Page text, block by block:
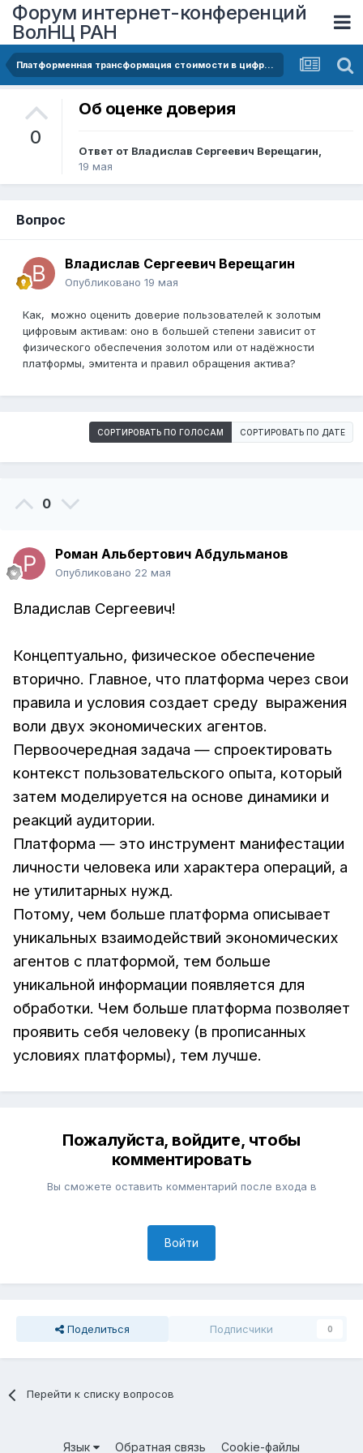
Форум интернет-конференций
ВолНЦ РАН
Платформенная трансформация стоимости в цифровой экономике: вызовы и возможности развития золотых цифровых активов
0
Об оценке доверия
Ответ от Владислав Сергеевич Верещагин,
19 мая
Вопрос
Владислав Сергеевич Верещагин
Опубликовано 19 мая
Как, можно оценить доверие пользователей к золотым
цифровым активам: оно в большей степени зависит от
физического обеспечения золотом или от надёжности
платформы, эмитента и правил обращения актива?
СОРТИРОВАТЬ ПО ГОЛОСАМ СОРТИРОВАТЬ ПО ДАТЕ
0
Роман Альбертович Абдульманов
Опубликовано 22 мая
Владислав Сергеевич!
Концептуально, физическое обеспечение
вторично. Главное, что платформа через свои
правила и условия создает среду выражения
воли двух экономических агентов.
Первоочередная задача — спроектировать
контекст пользовательского опыта, который
затем моделируется на основе динамики и
реакций аудитории.
Платформа — это инструмент манифестации
личности человека или характера операций, а
не утилитарных нужд.
Потому, чем больше платформа описывает
уникальных взаимодействий экономических
агентов с платформой, тем больше
уникальной информации появляется для
обработки. Чем больше платформа позволяет
проявить себя человеку (в прописанных
условиях платформы), тем лучше.
Пожалуйста, войдите, чтобы
комментировать
Вы сможете оставить комментарий после входа в
Войти
Поделиться Подписчики 0
Перейти к списку вопросов
Язык Обратная связь Cookie-файлы